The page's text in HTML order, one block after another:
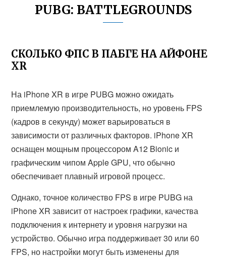
PUBG: BATTLEGROUNDS
СКОЛЬКО ФПС В ПАБГЕ НА АЙФОНЕ
XR
На iPhone XR в игре PUBG можно ожидать
приемлемую производительность, но уровень FPS
(кадров в секунду) может варьироваться в
зависимости от различных факторов. iPhone XR
оснащен мощным процессором A12 Bionic и
графическим чипом Apple GPU, что обычно
обеспечивает плавный игровой процесс.
Однако, точное количество FPS в игре PUBG на
iPhone XR зависит от настроек графики, качества
подключения к интернету и уровня нагрузки на
устройство. Обычно игра поддерживает 30 или 60
FPS, но настройки могут быть изменены для